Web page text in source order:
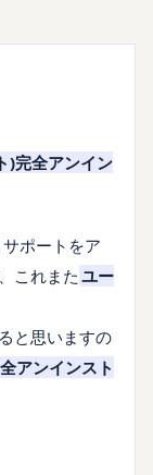
)完全アンイン
ポートをア
これまた ユー
と思いますの
アンインスト